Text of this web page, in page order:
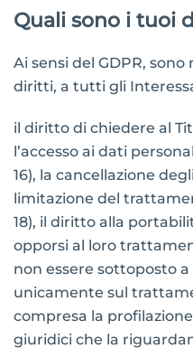
Quali sono i tuoi
Ai sensi del GDPR,
diritti, a tutti gli
il diritto di chiedere al
l’accesso ai dati
16), la cancellazione
limitazione del
18), il diritto alla
opporsi al loro
non essere sottoposto
unicamente sul
compresa la
giuridici che la